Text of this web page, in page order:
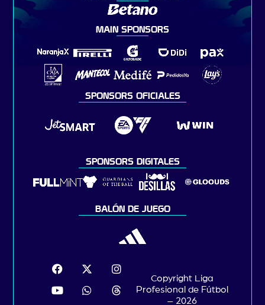
MAIN SPONSORS
SPONSORS OFICIALES
SPONSORS DIGITALES
BALÓN DE JUEGO
Copyright Liga
Profesional de Fútbol
– 2026